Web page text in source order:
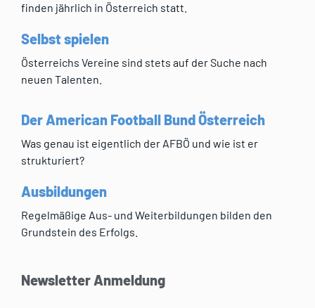
finden jährlich in Österreich statt.
Selbst spielen
Österreichs Vereine sind stets auf der Suche nach
neuen Talenten.
Der American Football Bund Österreich
Was genau ist eigentlich der AFBÖ und wie ist er
strukturiert?
Ausbildungen
Regelmäßige Aus- und Weiterbildungen bilden den
Grundstein des Erfolgs.
Newsletter Anmeldung